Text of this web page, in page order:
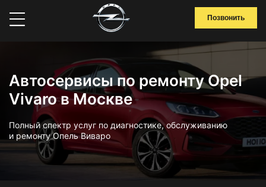
Позвонить
Автосервисы по ремонту Opel
Vivaro в Москве
Полный спектр услуг по диагностике, обслуживанию
и ремонту Опель Виваро